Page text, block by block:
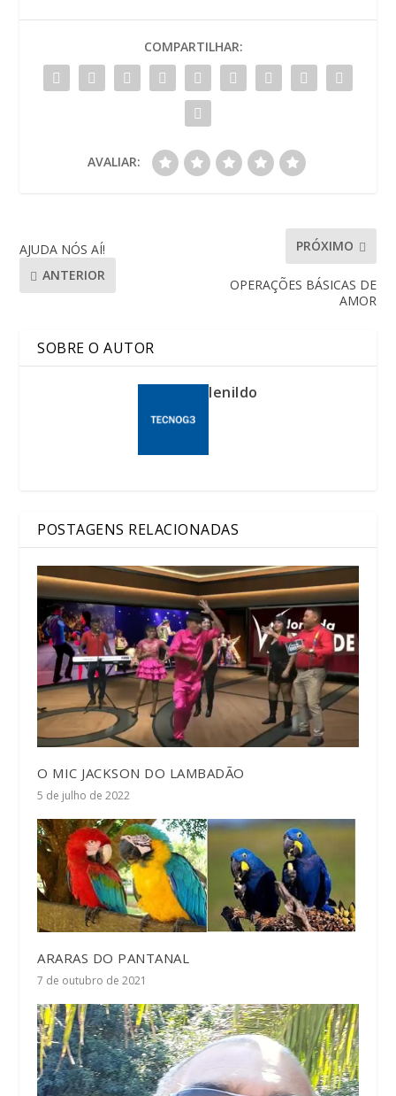
COMPARTILHAR:
AVALIAR:
AJUDA NÓS AÍ!
ANTERIOR
PRÓXIMO
OPERAÇÕES BÁSICAS DE
AMOR
SOBRE O AUTOR
lenildo
POSTAGENS RELACIONADAS
O MIC JACKSON DO LAMBADÃO
5 de julho de 2022
ARARAS DO PANTANAL
7 de outubro de 2021